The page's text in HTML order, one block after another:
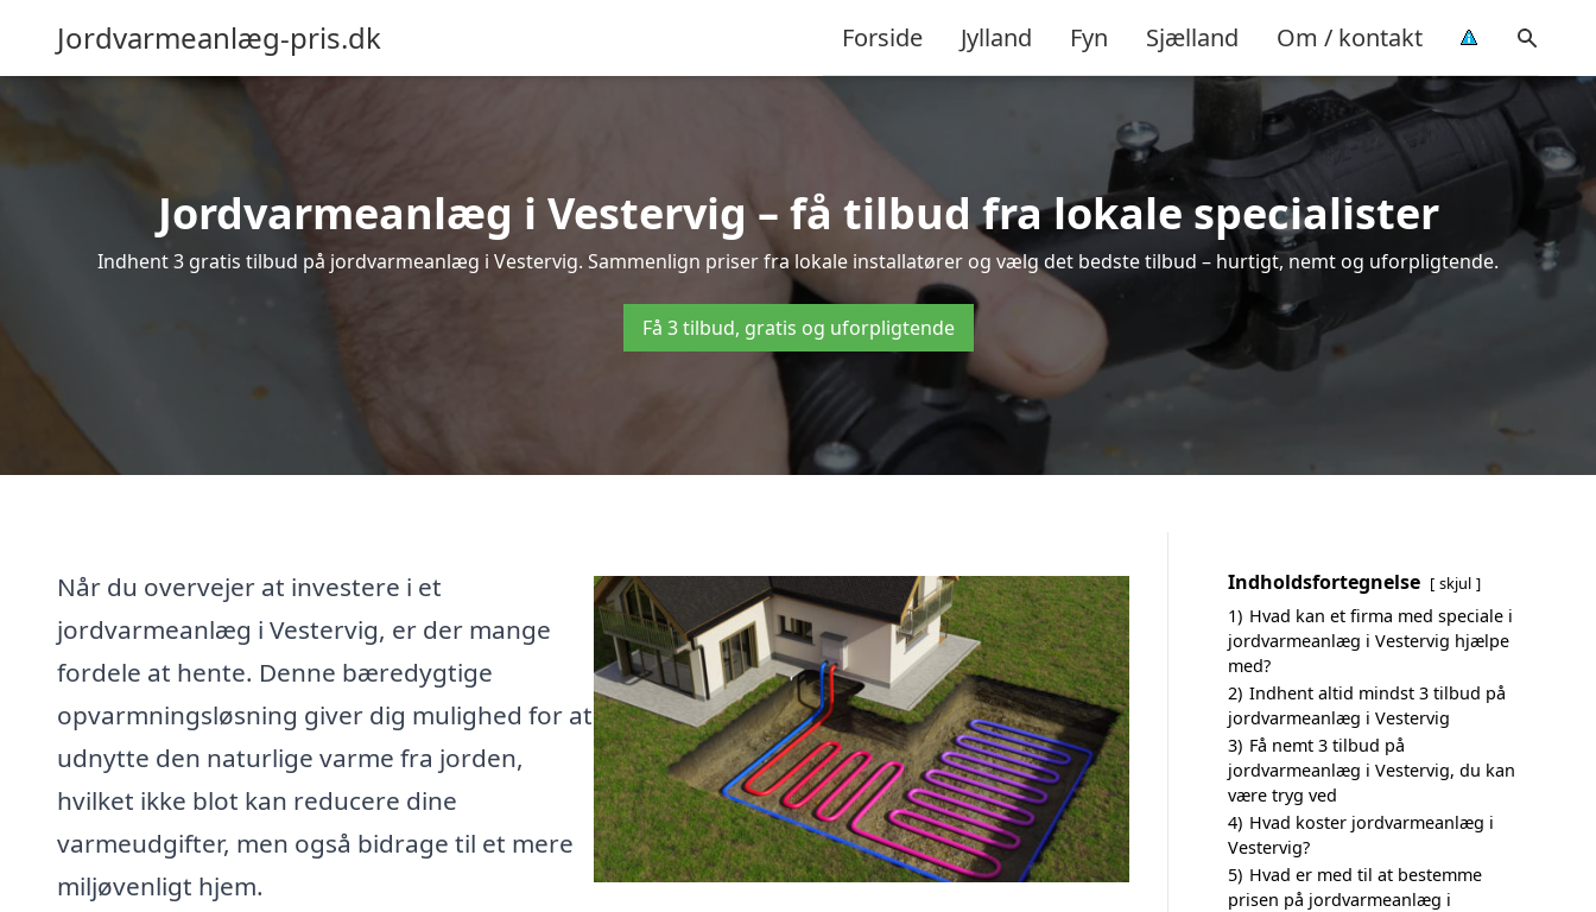
Jordvarmeanlæg-pris.dk Forside Jylland Fyn Sjælland Om / kontakt
Jordvarmeanlæg i Vestervig – få tilbud fra lokale specialister
Indhent 3 gratis tilbud på jordvarmeanlæg i Vestervig. Sammenlign priser fra lokale installatører og vælg det bedste tilbud – hurtigt, nemt og uforpligtende.
Få 3 tilbud, gratis og uforpligtende
Når du overvejer at investere i et
jordvarmeanlæg i Vestervig, er der mange
fordele at hente. Denne bæredygtige
opvarmningsløsning giver dig mulighed for at
udnytte den naturlige varme fra jorden,
hvilket ikke blot kan reducere dine
varmeudgifter, men også bidrage til et mere
miljøvenligt hjem.
Indholdsfortegnelse skjul
1) Hvad kan et firma med speciale i
jordvarmeanlæg i Vestervig hjælpe
med?
2) Indhent altid mindst 3 tilbud på
jordvarmeanlæg i Vestervig
3) Få nemt 3 tilbud på
jordvarmeanlæg i Vestervig, du kan
være tryg ved
4) Hvad koster jordvarmeanlæg i
Vestervig?
5) Hvad er med til at bestemme
prisen på jordvarmeanlæg i